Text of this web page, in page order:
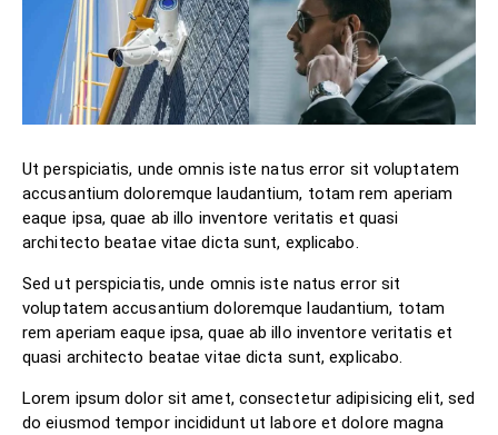
Ut perspiciatis, unde omnis iste natus error sit voluptatem
accusantium doloremque laudantium, totam rem aperiam
eaque ipsa, quae ab illo inventore veritatis et quasi
architecto beatae vitae dicta sunt, explicabo.
Sed ut perspiciatis, unde omnis iste natus error sit
voluptatem accusantium doloremque laudantium, totam
rem aperiam eaque ipsa, quae ab illo inventore veritatis et
quasi architecto beatae vitae dicta sunt, explicabo.
Lorem ipsum dolor sit amet, consectetur adipisicing elit, sed
do eiusmod tempor incididunt ut labore et dolore magna